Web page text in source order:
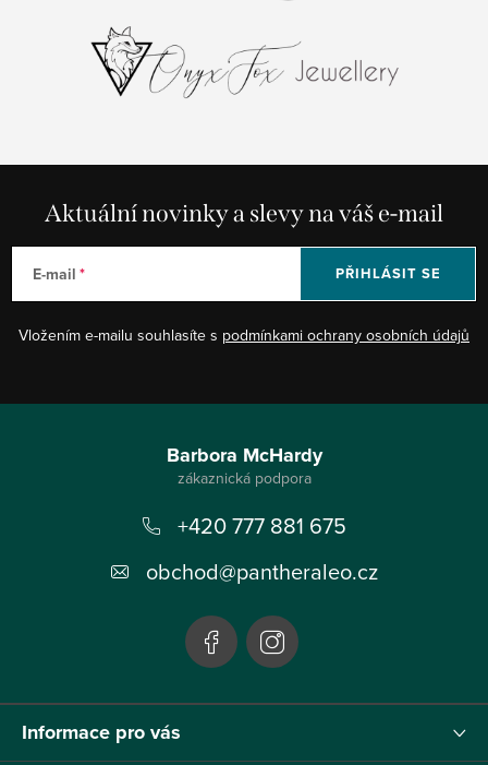
Aktuální novinky a slevy na váš e-mail
E-mail
Vložením e-mailu souhlasíte s podmínkami ochrany osobních údajů
PŘIHLÁSIT SE
Informace pro vás
Barbora McHardy
+420 777 881 675
obchod@pantheraleo.cz